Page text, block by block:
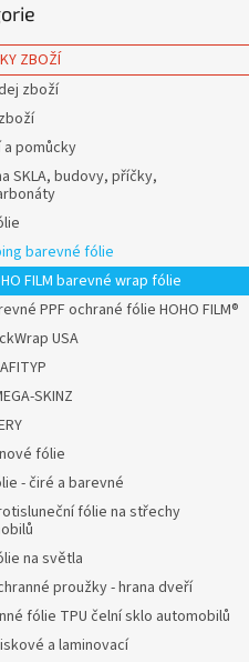
ZBOŽÍ
zboží
a pomůcky
SKLA, budovy, příčky,
barevné fólie
FILM barevné wrap fólie
PPF ochrané fólie HOHO FILM®
USA
SKINZ
fólie
- čiré a barevné
fólie na střechy
na světla
proužky - hrana dveří
fólie TPU čelní sklo automobilů
a laminovací